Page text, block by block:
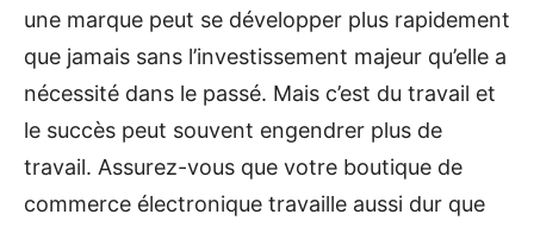
une marque peut se développer plus rapidement
que jamais sans l’investissement majeur qu’elle a
nécessité dans le passé. Mais c’est du travail et
le succès peut souvent engendrer plus de
travail. Assurez-vous que votre boutique de
commerce électronique travaille aussi dur que